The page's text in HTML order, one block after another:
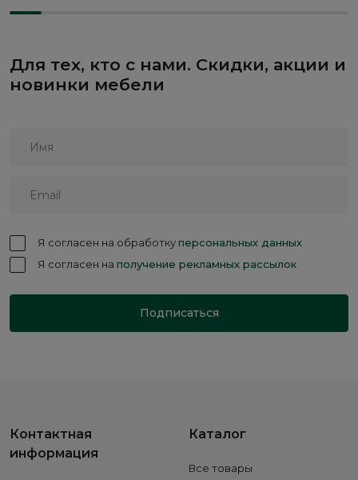
Для тех, кто с нами. Скидки, акции и
новинки мебели
Я согласен на обработкуперсональных данных
Я согласен на получение рекламных рассылок
Подписаться
Контактная
информация
Каталог
Все товары